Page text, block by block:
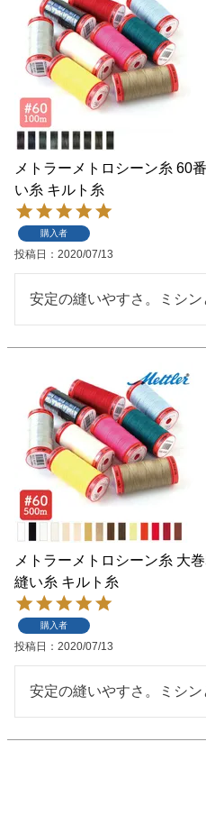
メトラーメトロシーン糸 60
い糸 キルト糸
購入者
投稿日 2020/07/13
安定の縫いやすさ。ミシン
メトラーメトロシーン糸 大
縫い糸 キルト糸
購入者
投稿日 2020/07/13
安定の縫いやすさ。ミシン